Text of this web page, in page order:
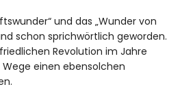
und das „Wunder von
schon sprichwörtlich geworden.
Revolution im Jahre
einen ebensolchen